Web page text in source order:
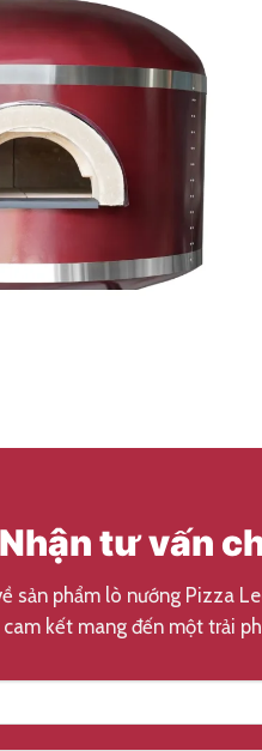
Nhận tư vấn
sản phẩm lò nướng Pizza
kết mang đến một trải